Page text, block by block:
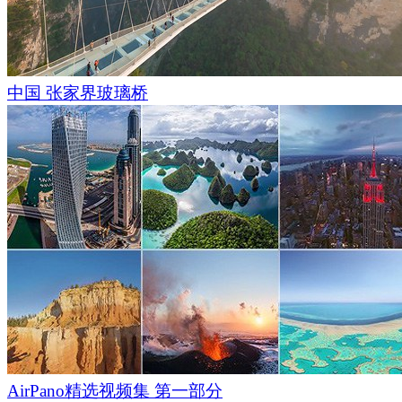
中国 张家界玻璃桥
AirPano精选视频集 第一部分